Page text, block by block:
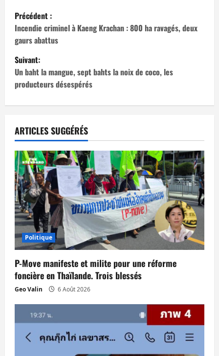
N
a
v
i
g
t
i
o
n
d
’
a
r
t
i
Précédent :
Incendie criminel à Kaeng Krachan : 800 ha ravagés, deux
gaurs abattus
Suivant:
Un baht la mangue, sept bahts la noix de coco, les
producteurs désespérés
ARTICLES SUGGÉRÉS
Politique
P-Move manifeste et milite pour une réforme
foncière en Thaïlande. Trois blessés
Geo Valin 6 Août 2026